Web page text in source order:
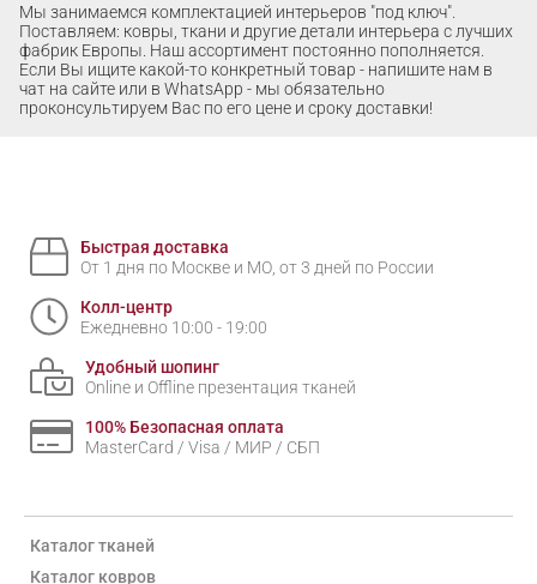
Мы занимаемся комплектацией интерьеров "под ключ".
Поставляем: ковры, ткани и другие детали интерьера с лучших
фабрик Европы. Наш ассортимент постоянно пополняется.
Если Вы ищите какой-то конкретный товар - напишите нам в
чат на сайте или в WhatsApp - мы обязательно
проконсультируем Вас по его цене и сроку доставки!
Быстрая доставка
От 1 дня по Москве и МО, от 3 дней по России
Колл-центр
Ежедневно 10:00 - 19:00
Удобный шопинг
Online и Offline презентация тканей
100% Безопасная оплата
MasterCard / Visa / МИР / СБП
Каталог тканей
Каталог ковров